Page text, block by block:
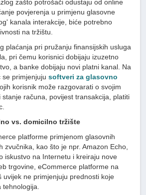
zašto potrošači odustaju od online
povjerenja u primjenu glasovne
kanala interakcije, biće potrebno
na tržištu.
plaćanja pri pružanju finansijskih usluga
pri čemu korisnici dobijaju izuzetno
a banke dobijaju novi platni kanal. Na
se primjenjuju softveri za glasovno
korisnik može razgovarati o svojim
računa, povijest transakcija, platiti
vs. domicilno tržište
platforme primjenom glasovnih
zvučnika, kao što je npr. Amazon Echo,
iskustvo na Internetu i kreiraju nove
trgovine, eCommerce platforme na
uvijek ne primjenjuju prednosti koje
tehnologija.